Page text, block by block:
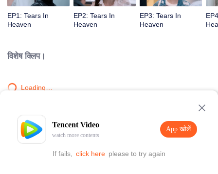
Tencent Video
watch more contents
App खोलें
If fails, click here please to try again
App खोलें
EP1: Tears In
Heaven
EP2: Tears In
Heaven
EP3: Tears In
Heaven
विशेष क्लिप।
Loading…